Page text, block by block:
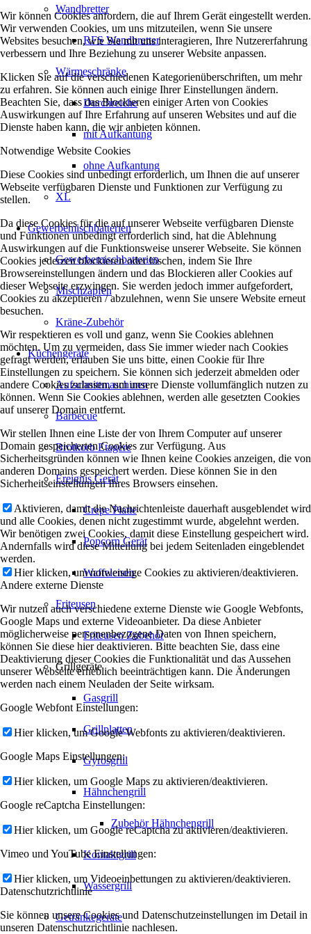
Wandbretter
RFS Wandbretter
Wärmeschränke
Durchreiche
mit Aufkantung
ohne Aufkantung
XL
Gewerbemischbatterien
Gewerbemischbatterien
Mischzapfen
Kräne-Zubehör
Küchengeräte
Aufschnittmaschinen
Barbecue
Brotkorb Etagère
Ereignis Gerät
Crepe Platte
Popcorn Gerät
Waffeleisen
Friteusen
Friteusen Zubehör
Grillgeräte
Gasgrill
Grillplatten
Gyrosgrill
Hähnchengrill
Zubehör Hähnchengrill
Kontaktgrill
Wassergrill
Getränkegeräte
Wir können Cookies anfordern, die auf Ihrem Gerät eingestellt werden.
Wir verwenden Cookies, um uns mitzuteilen, wenn Sie unsere
Websites besuchen, wie Sie mit uns interagieren, Ihre Nutzererfahrung
verbessern und Ihre Beziehung zu unserer Website anpassen.
Klicken Sie auf die verschiedenen Kategorienüberschriften, um mehr
zu erfahren. Sie können auch einige Ihrer Einstellungen ändern.
Beachten Sie, dass das Blockieren einiger Arten von Cookies
Auswirkungen auf Ihre Erfahrung auf unseren Websites und auf die
Dienste haben kann, die wir anbieten können.
Notwendige Website Cookies
Diese Cookies sind unbedingt erforderlich, um Ihnen die auf unserer
Webseite verfügbaren Dienste und Funktionen zur Verfügung zu
stellen.
Da diese Cookies für die auf unserer Webseite verfügbaren Dienste
und Funktionen unbedingt erforderlich sind, hat die Ablehnung
Auswirkungen auf die Funktionsweise unserer Webseite. Sie können
Cookies jederzeit blockieren oder löschen, indem Sie Ihre
Browsereinstellungen ändern und das Blockieren aller Cookies auf
dieser Webseite erzwingen. Sie werden jedoch immer aufgefordert,
Cookies zu akzeptieren / abzulehnen, wenn Sie unsere Website erneut
besuchen.
Wir respektieren es voll und ganz, wenn Sie Cookies ablehnen
möchten. Um zu vermeiden, dass Sie immer wieder nach Cookies
gefragt werden, erlauben Sie uns bitte, einen Cookie für Ihre
Einstellungen zu speichern. Sie können sich jederzeit abmelden oder
andere Cookies zulassen, um unsere Dienste vollumfänglich nutzen zu
können. Wenn Sie Cookies ablehnen, werden alle gesetzten Cookies
auf unserer Domain entfernt.
Wir stellen Ihnen eine Liste der von Ihrem Computer auf unserer
Domain gespeicherten Cookies zur Verfügung. Aus
Sicherheitsgründen können wie Ihnen keine Cookies anzeigen, die von
anderen Domains gespeichert werden. Diese können Sie in den
Sicherheitseinstellungen Ihres Browsers einsehen.
Aktivieren, damit die Nachrichtenleiste dauerhaft ausgeblendet wird
und alle Cookies, denen nicht zugestimmt wurde, abgelehnt werden.
Wir benötigen zwei Cookies, damit diese Einstellung gespeichert wird.
Andernfalls wird diese Mitteilung bei jedem Seitenladen eingeblendet
werden.
Hier klicken, um notwendige Cookies zu aktivieren/deaktivieren.
Andere externe Dienste
Wir nutzen auch verschiedene externe Dienste wie Google Webfonts,
Google Maps und externe Videoanbieter. Da diese Anbieter
möglicherweise personenbezogene Daten von Ihnen speichern,
können Sie diese hier deaktivieren. Bitte beachten Sie, dass eine
Deaktivierung dieser Cookies die Funktionalität und das Aussehen
unserer Webseite erheblich beeinträchtigen kann. Die Änderungen
werden nach einem Neuladen der Seite wirksam.
Google Webfont Einstellungen:
Hier klicken, um Google Webfonts zu aktivieren/deaktivieren.
Google Maps Einstellungen:
Hier klicken, um Google Maps zu aktivieren/deaktivieren.
Google reCaptcha Einstellungen:
Hier klicken, um Google reCaptcha zu aktivieren/deaktivieren.
Vimeo und YouTube Einstellungen:
Hier klicken, um Videoeinbettungen zu aktivieren/deaktivieren.
Datenschutzrichtlinie
Sie können unsere Cookies und Datenschutzeinstellungen im Detail in
unseren Datenschutzrichtlinie nachlesen.